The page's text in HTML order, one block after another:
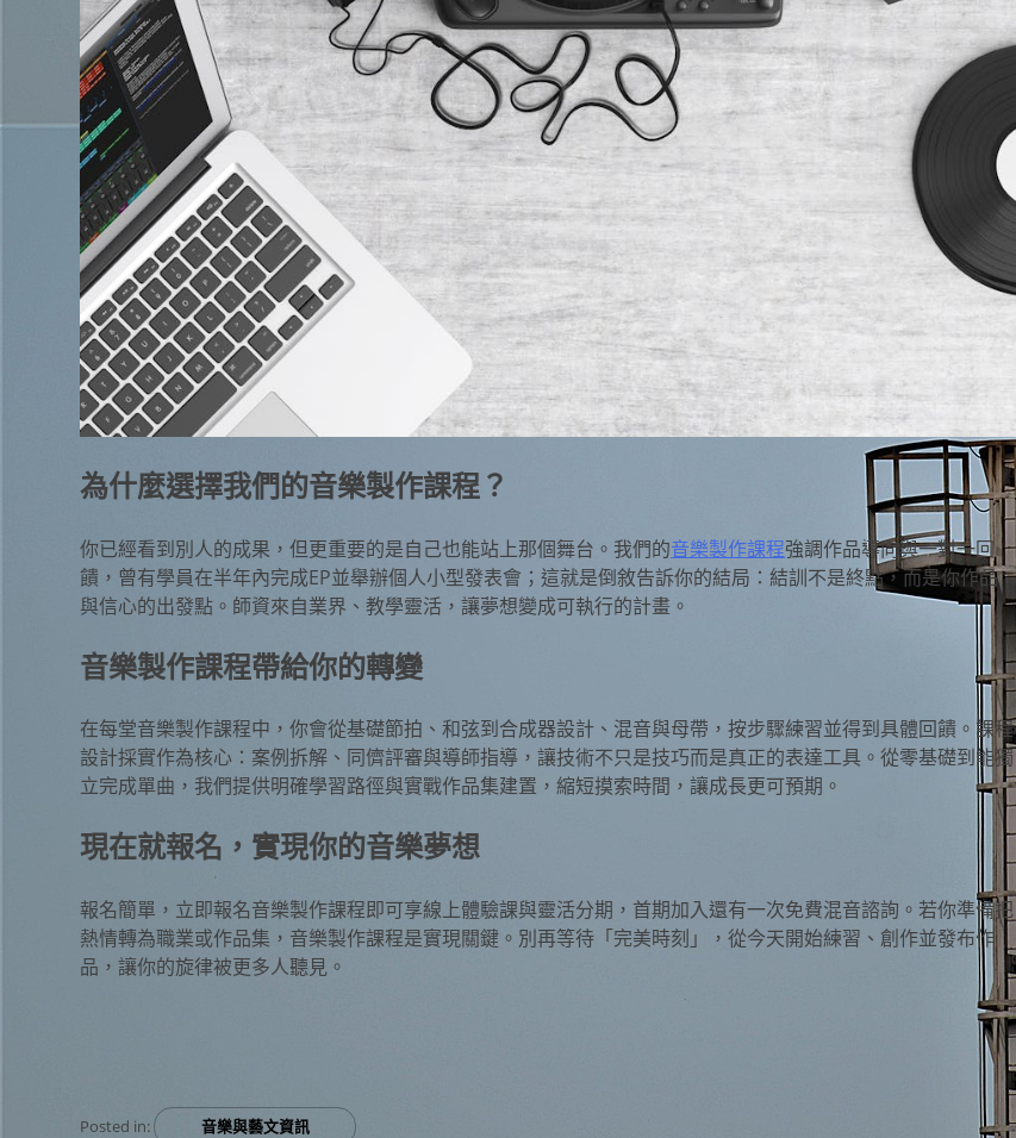
為什麼選擇我們的音樂製作課程？
你已經看到別人的成果，但更重要的是自己也能站上那個舞台。我們的音樂製作課程強調作品導向與一對一回
饋，曾有學員在半年內完成EP並舉辦個人小型發表會；這就是倒敘告訴你的結局：結訓不是終點，而是你作品
與信心的出發點。師資來自業界、教學靈活，讓夢想變成可執行的計畫。
音樂製作課程帶給你的轉變
在每堂音樂製作課程中，你會從基礎節拍、和弦到合成器設計、混音與母帶，按步驟練習並得到具體回饋。課程
設計採實作為核心：案例拆解、同儕評審與導師指導，讓技術不只是技巧而是真正的表達工具。從零基礎到能獨
立完成單曲，我們提供明確學習路徑與實戰作品集建置，縮短摸索時間，讓成長更可預期。
現在就報名，實現你的音樂夢想
報名簡單，立即報名音樂製作課程即可享線上體驗課與靈活分期，首期加入還有一次免費混音諮詢。若你準備把
熱情轉為職業或作品集，音樂製作課程是實現關鍵。別再等待「完美時刻」，從今天開始練習、創作並發布作
品，讓你的旋律被更多人聽見。
Posted in: 音樂與藝文資訊